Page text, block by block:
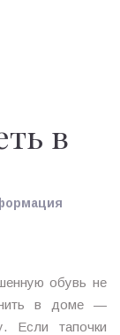
в
обувь не
в доме —
Если тапочки